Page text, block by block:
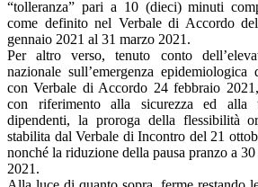
“tolleranza” pari a 10 (dieci) minuti
come definito nel Verbale di Accordo
gennaio 2021 al 31 marzo 2021.
Per altro verso, tenuto conto
nazionale sull’emergenza
con Verbale di Accordo 24 febbraio
con riferimento alla sicurezza ed alla
dipendenti, la proroga della flessibilità
stabilita dal Verbale di Incontro del 21
nonché la riduzione della pausa pranzo a
2021.